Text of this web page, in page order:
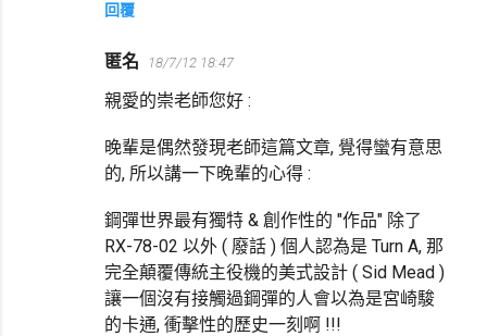
回覆
匿名 18/7/12 18:47
親愛的崇老師您好 :
晚輩是偶然發現老師這篇文章, 覺得蠻有意思
的, 所以講一下晚輩的心得 :
鋼彈世界最有獨特 & 創作性的 "作品" 除了
RX-78-02 以外 ( 廢話 ) 個人認為是 Turn A, 那
完全顛覆傳統主役機的美式設計 ( Sid Mead )
讓一個沒有接觸過鋼彈的人會以為是宮崎駿
的卡通, 衝擊性的歷史一刻啊 !!!